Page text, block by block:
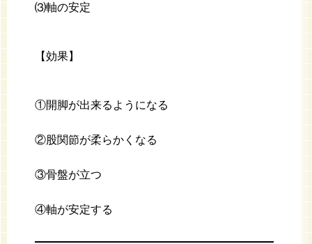
⑶軸の安定
【効果】
①開脚が出来るようになる
②股関節が柔らかくなる
③骨盤が立つ
④軸が安定する